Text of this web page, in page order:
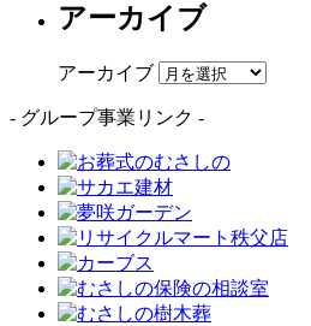
アーカイブ
アーカイブ
- グループ事業リンク -